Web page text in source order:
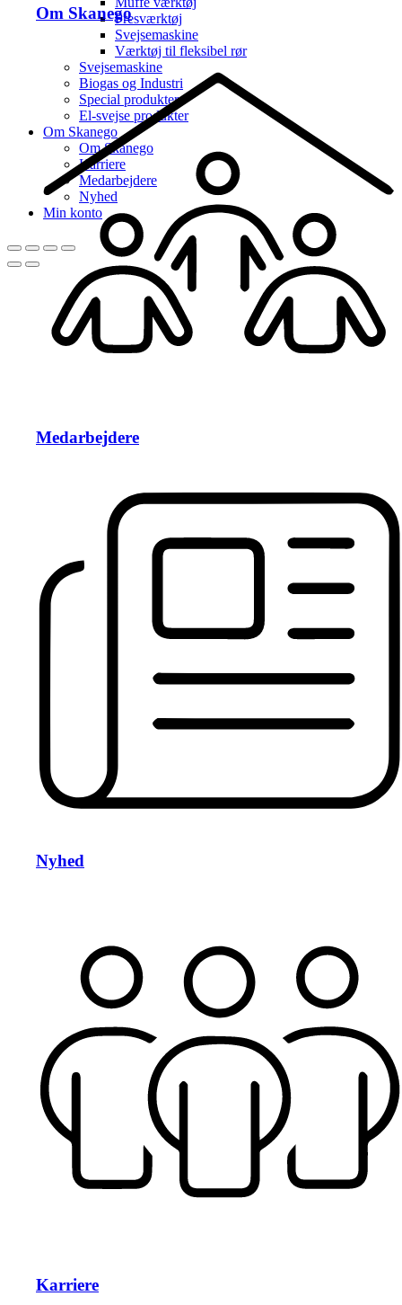
Om Skanego
Medarbejdere
Nyhed
Karriere
Presværktøj
Svejsemaskine
Værktøj til fleksibel rør
Svejsemaskine
Biogas og Industri
Special produkter
El-svejse produkter
Om Skanego
Om Skanego
Karriere
Medarbejdere
Nyhed
Min konto